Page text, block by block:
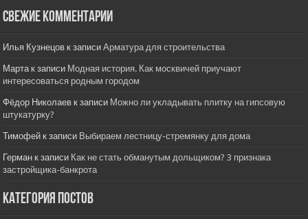
Свежие комментарии
Илья Кузнецов к записиАрматура для строительства
Марта к записи Модная история. Как москвичей приучают
интересоваться родным городом
Фёдор Николаев к записи Можно ли укладывать плитку на гипсовую
штукатурку?
Тимофей к записи Выбираем лестницу-стремянку для дома
Герман к записи Как не стать обманутым дольщиком? 3 признака
застройщика-банкрота
Категория постов